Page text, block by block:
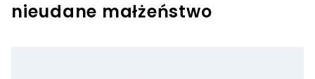
nieudane małżeństwo